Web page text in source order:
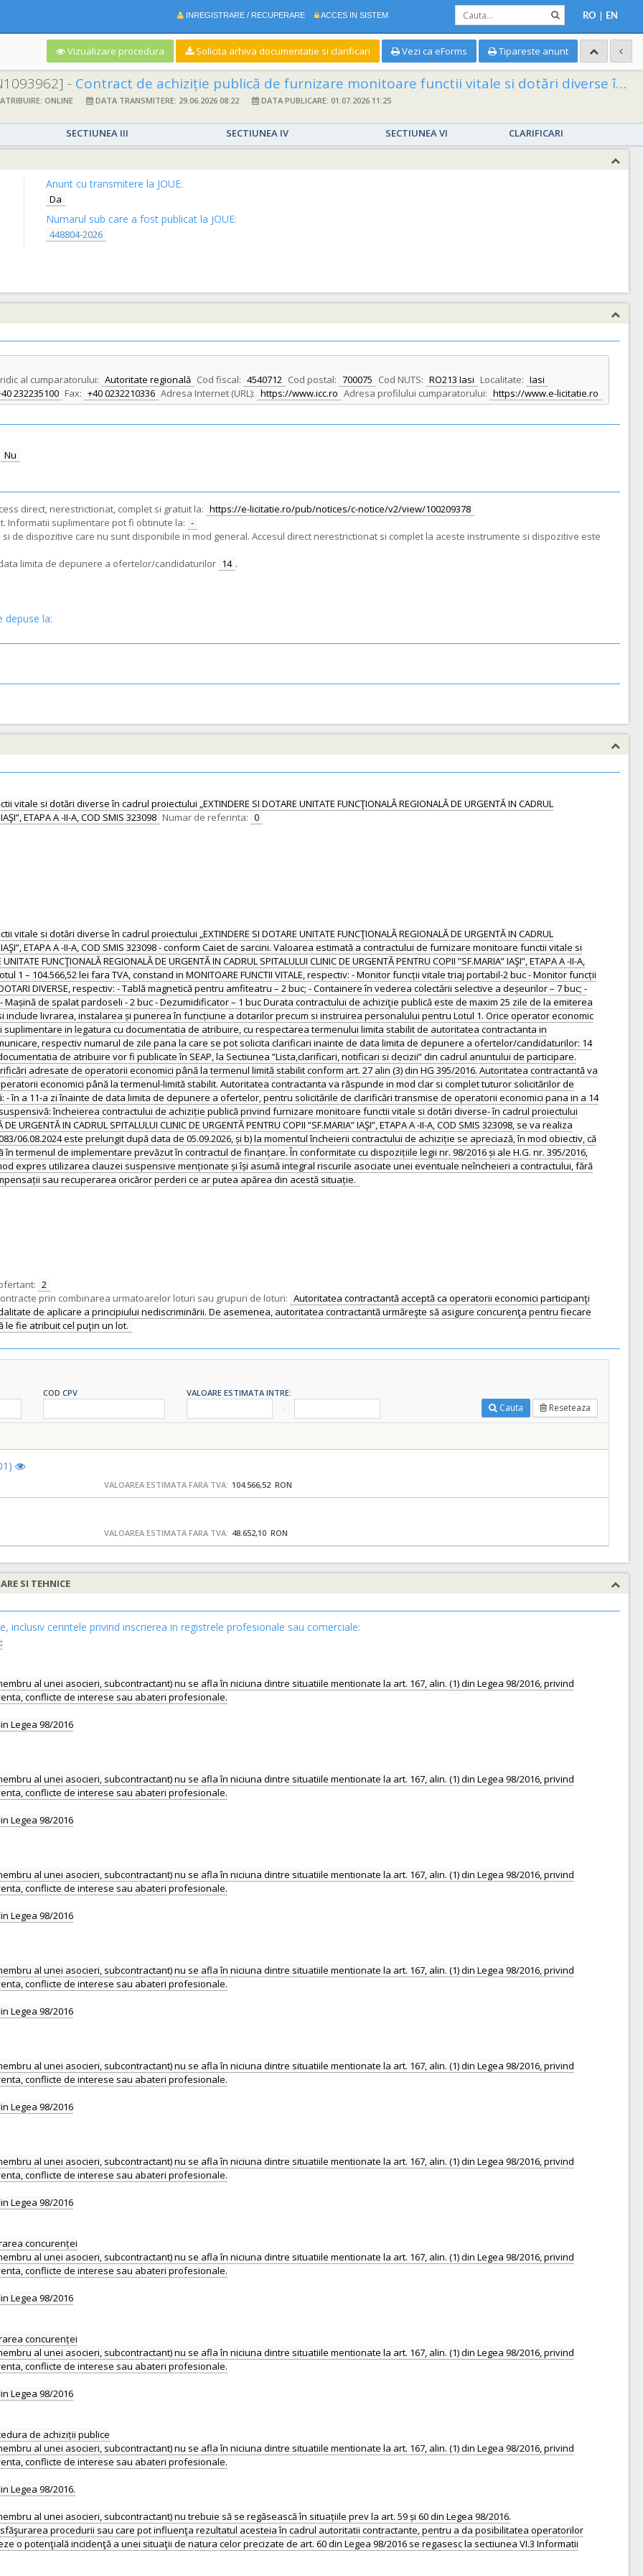
INREGISTRARE / RECUPERARE ACCES IN SISTEM RO | EN
Vizualizare procedura Solicita arhiva documentatie si clarificari Vezi ca eForms Tipareste anunt
- Contract de achiziție publică de furnizare monitoare functii vitale si dotări diverse în cadrul proiectului „EXTINDERE SI DOTARE UNITATE FUNCŢIONALĂ REGIONALĂ DE URGENTĂ IN CADRUL SPITALULUI CLINIC DE URGENTĂ PENTRU COPII ”SF.MARIA” IAŞI”, ETAPA A -II-A, COD SMIS 323098
ONLINE DATA TRANSMITERE: 29.06.2026 08:22
DATA PUBLICARE: 01.07.2026 11:25
SECTIUNEA III SECTIUNEA IV SECTIUNEA VI CLARIFICARI
Anunt cu transmitere la JOUE:
Da
Numarul sub care a fost publicat la JOUE:
448804-2026
al cumparatorului: Autoritate regională Cod fiscal: 4540712 Cod postal: 700075 Cod NUTS: RO213 Iasi Localitate: Iasi
232235100 Fax: +40 0232210336 Adresa Internet (URL): https://www.icc.ro Adresa profilului cumparatorului: https://www.e-licitatie.ro
Nu
direct, nerestrictionat, complet si gratuit la: https://e-licitatie.ro/pub/notices/c-notice/v2/view/100209378
Informatii suplimentare pot fi obtinute la: -
de dispozitive care nu sunt disponibile in mod general. Accesul direct nerestrictionat si complet la aceste instrumente si dispozitive este
limita de depunere a ofertelor/candidaturilor 14 .
depuse la:
si dotări diverse în cadrul proiectului „EXTINDERE SI DOTARE UNITATE FUNCŢIONALĂ REGIONALĂ DE URGENTĂ IN CADRUL
ETAPA A -II-A, COD SMIS 323098 Numar de referinta: 0
si dotări diverse în cadrul proiectului „EXTINDERE SI DOTARE UNITATE FUNCŢIONALĂ REGIONALĂ DE URGENTĂ IN CADRUL
IAŞI”, ETAPA A -II-A, COD SMIS 323098 - conform Caiet de sarcini. Valoarea estimată a contractului de furnizare monitoare functii vitale si
FUNCŢIONALĂ REGIONALĂ DE URGENTĂ IN CADRUL SPITALULUI CLINIC DE URGENTĂ PENTRU COPII ”SF.MARIA” IAŞI”, ETAPA A -II-A,
1 – 104.566,52 lei fara TVA, constand in MONITOARE FUNCTII VITALE, respectiv: - Monitor funcții vitale triaj portabil-2 buc - Monitor funcții
DIVERSE, respectiv: - Tablă magnetică pentru amfiteatru – 2 buc; - Containere în vederea colectării selective a deșeurilor – 7 buc; -
Mașină de spalat pardoseli - 2 buc - Dezumidificator – 1 buc Durata contractului de achiziţie publică este de maxim 25 zile de la emiterea
include livrarea, instalarea și punerea în funcțiune a dotarilor precum si instruirea personalului pentru Lotul 1. Orice operator economic
in legatura cu documentatia de atribuire, cu respectarea termenului limita stabilit de autoritatea contractanta in
respectiv numarul de zile pana la care se pot solicita clarificari inainte de data limita de depunere a ofertelor/candidaturilor: 14
de atribuire vor fi publicate în SEAP, la Sectiunea ”Lista,clarificari, notificari si decizii” din cadrul anuntului de participare.
adresate de operatorii economici până la termenul limită stabilit conform art. 27 alin (3) din HG 395/2016. Autoritatea contractantă va
economici până la termenul-limită stabilit. Autoritatea contractanta va răspunde in mod clar si complet tuturor solicitărilor de
în a 11-a zi înainte de data limita de depunere a ofertelor, pentru solicitările de clarificări transmise de operatorii economici pana in a 14
încheierea contractului de achiziție publică privind furnizare monitoare functii vitale si dotări diverse- în cadrul proiectului
DE URGENTĂ IN CADRUL SPITALULUI CLINIC DE URGENTĂ PENTRU COPII ”SF.MARIA” IAŞI”, ETAPA A -II-A, COD SMIS 323098, se va realiza
06.08.2024 este prelungit după data de 05.09.2026, și b) la momentul încheierii contractului de achiziție se apreciază, în mod obiectiv, că
termenul de implementare prevăzut în contractul de finanțare. În conformitate cu dispozițiile legii nr. 98/2016 și ale H.G. nr. 395/2016,
expres utilizarea clauzei suspensive menționate și își asumă integral riscurile asociate unei eventuale neîncheieri a contractului, fără
sau recuperarea oricăror perderi ce ar putea apărea din acestă situație.
2
prin combinarea urmatoarelor loturi sau grupuri de loturi: Autoritatea contractantă acceptă ca operatorii economici participanţi
de aplicare a principiului nediscriminării. De asemenea, autoritatea contractantă urmăreşte să asigure concurenţa pentru fiecare
le fie atribuit cel puţin un lot.
COD CPV VALOARE ESTIMATA INTRE:
Cauta Reseteaza
VALOAREA ESTIMATA FARA TVA: 104.566,52 RON
VALOAREA ESTIMATA FARA TVA: 48.652,10 RON
SI TEHNICE
inclusiv cerintele privind inscrierea in registrele profesionale sau comerciale:
individual, membru al unei asocieri, subcontractant) nu